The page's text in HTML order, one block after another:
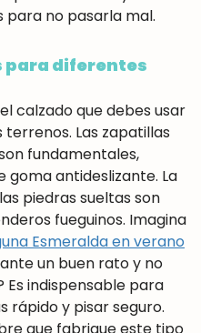
no pasarla mal.
para diferentes
calzado que debes usar
Las zapatillas
fundamentales,
goma antideslizante. La
piedras sueltas son
fueguinos. Imagina
Esmeralda en verano
un buen rato y no
indispensable para
rápido y pisar seguro.
que fabrique este tipo